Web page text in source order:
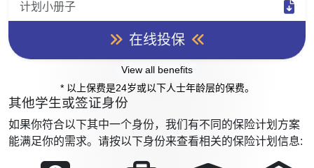
计划小册子
在线投保
View all benefits
* 以上保费是24岁或以下人士年龄层的保费。
其他学生或签证身份
如果你符合以下其中一个身份，我们有不同的保险计划方案
能满足你的需求。请按以下身份来查看相关的保险计划信息: